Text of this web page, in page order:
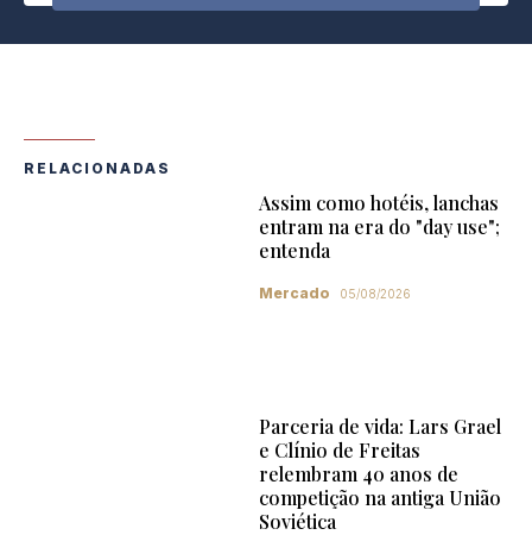
RELACIONADAS
Assim como hotéis, lanchas
entram na era do "day use";
entenda
Mercado 05/08/2026
Parceria de vida: Lars Grael
e Clínio de Freitas
relembram 40 anos de
competição na antiga União
Soviética